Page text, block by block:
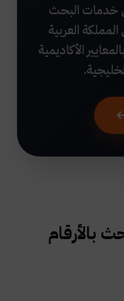
خدمات البحث
العربية
الأكاديمية
بالأرقام